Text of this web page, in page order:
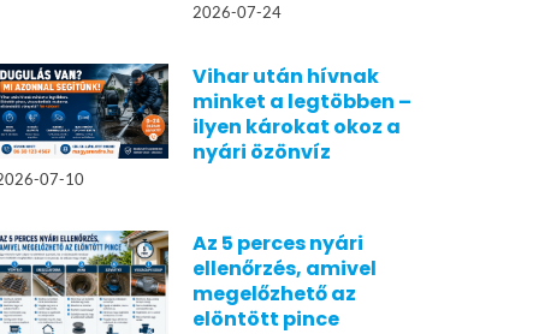
2026-07-24
Vihar után hívnak
minket a legtöbben –
ilyen károkat okoz a
nyári özönvíz
07-10
Az 5 perces nyári
ellenőrzés, amivel
megelőzhető az
elöntött pince